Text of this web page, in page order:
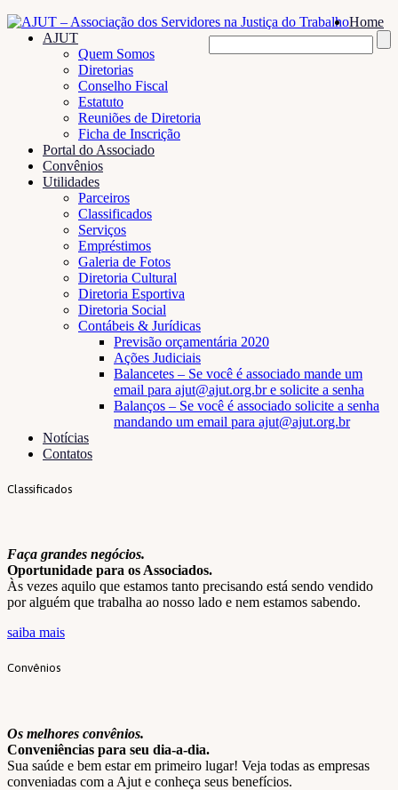
Home
AJUT
Quem Somos
Diretorias
Conselho Fiscal
Estatuto
Reuniões de Diretoria
Ficha de Inscrição
Portal do Associado
Convênios
Utilidades
Parceiros
Classificados
Serviços
Empréstimos
Galeria de Fotos
Diretoria Cultural
Diretoria Esportiva
Diretoria Social
Contábeis & Jurídicas
Previsão orçamentária 2020
Ações Judiciais
Balancetes – Se você é associado mande um
email para ajut@ajut.org.br e solicite a senha
Balanços – Se você é associado solicite a senha
mandando um email para ajut@ajut.org.br
Notícias
Contatos
Classificados
Faça grandes negócios.
Oportunidade para os Associados.
Às vezes aquilo que estamos tanto precisando está sendo vendido
por alguém que trabalha ao nosso lado e nem estamos sabendo.
saiba mais
Convênios
Os melhores convênios.
Conveniências para seu dia-a-dia.
Sua saúde e bem estar em primeiro lugar! Veja todas as empresas
conveniadas com a Ajut e conheça seus benefícios.